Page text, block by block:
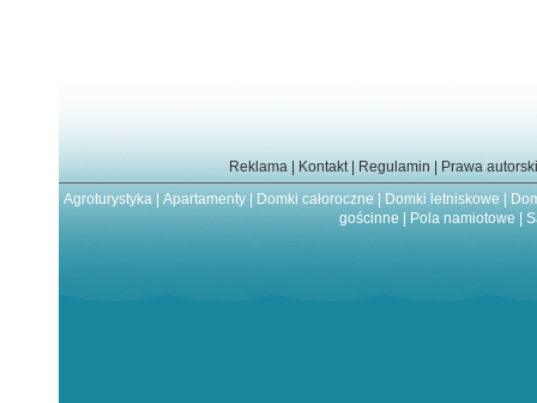
Reklama Kontakt| Regulamin
Prawa
Agroturystyka
Apartamenty Domki całoroczne Domki letniskowe
gościnne
Pola namiotowe